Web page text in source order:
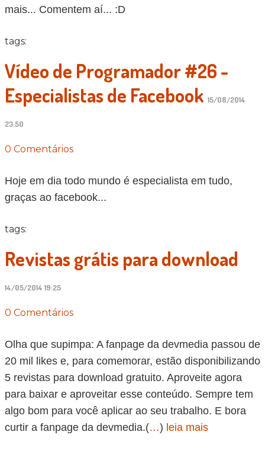
mais... Comentem aí... :D
tags:
Vídeo de Programador #26 -
Especialistas de Facebook 15/08/2014
23:50
0 Comentários
Hoje em dia todo mundo é especialista em tudo,
graças ao facebook...
tags:
Revistas grátis para download
14/05/2014 19:25
0 Comentários
Olha que supimpa: A fanpage da devmedia passou de
20 mil likes e, para comemorar, estão disponibilizando
5 revistas para download gratuito. Aproveite agora
para baixar e aproveitar esse conteúdo. Sempre tem
algo bom para você aplicar ao seu trabalho. E bora
curtir a fanpage da devmedia.(…) leia mais